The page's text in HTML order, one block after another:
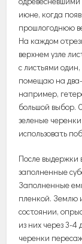
июне, когда
прошлогоднюю
На каждом
верхнем узле
с листьями
помещаю на два-
например,
большой выбор.
зеленые
использовать
После выдержки
заполненные
Заполненные
пленкой. Землю
состоянии,
из них через 3-
черенки